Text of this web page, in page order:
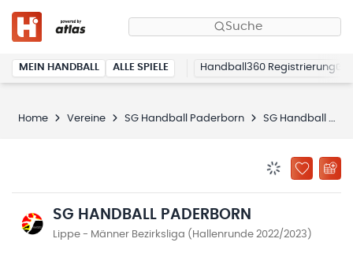
Suche
MEIN HANDBALL ALLE SPIELE Handball360 Registrierung
Home Vereine SG Handball Paderborn SG Handball Paderborn
ZU
SG HANDBALL PADERBORN
Lippe - Männer Bezirksliga (Hallenrunde 2022/2023)